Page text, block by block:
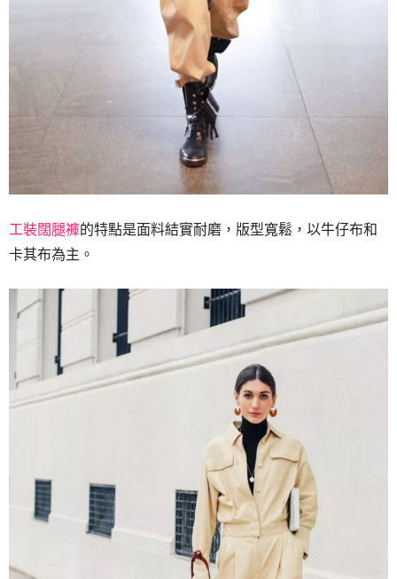
工裝闊腿褲的特點是面料結實耐磨，版型寬鬆，以牛仔布和
卡其布為主。